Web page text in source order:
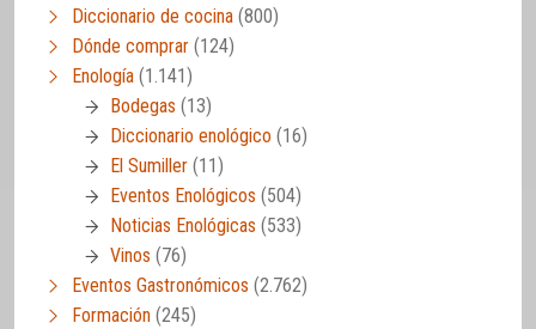
Diccionario de cocina (800)
Dónde comprar (124)
Enología (1.141)
Bodegas (13)
Diccionario enológico (16)
El Sumiller (11)
Eventos Enológicos (504)
Noticias Enológicas (533)
Vinos (76)
Eventos Gastronómicos (2.762)
Formación (245)